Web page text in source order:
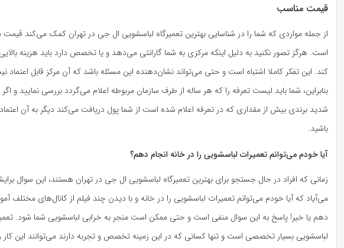
قیمت مناسب
از جمله مواردی که شما را در شناسایی بهترین تعمیرگاه لباسشویی ال جی در تهران کمک می‌کند
است. هرگز تصور نکنید به دلیل اینکه مرکزی به شما گارانتی می‌دهد و یا تخصص دارد باید هزینه
کند. این تفکر کاملا اشتباه است و حتی می‌تواند نشان‌دهنده این مسئله باشد که آن مرکز قابل اعتماد
بنابراین، شما باید لیست تعرفه را که هر ساله از طرف سازمان مربوطه اعلام می‌گردد بررسی نمایید و
شدید برندی بیش از مقداری که در تعرفه اعلام شده است از شما پول دریافت می‌کند دیگر به آن
باشید.
آیا خودم می‌توانم تعمیرات لباسشویی را در خانه انجام دهم؟
زمانی که افراد در حال جستجو برای بهترین تعمیرگاه لباسشویی ال جی در تهران هستند، این سوال
می‌آیاد که آیا خودم می‌توانم تعمیرات لباسشویی را در خانه و با دیدن چند فیلم از کانال‌های مختلف
دهم یا خیر! پاسخ به این سوال منفی است و حتی ممکن است منجر به خرابی لباسشویی شما شود.
لباسشویی بسیار تخصصی است و تنها کسانی که در این زمینه تخصص و تجربه دارند می‌توانند این کار